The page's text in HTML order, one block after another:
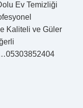
Kaliteli ve Güler